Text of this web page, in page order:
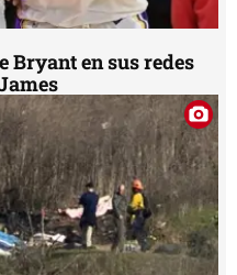
Bryant en sus redes